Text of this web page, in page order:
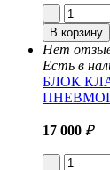
В корзину
Нет
Есть в
БЛОК
17 000 ₽